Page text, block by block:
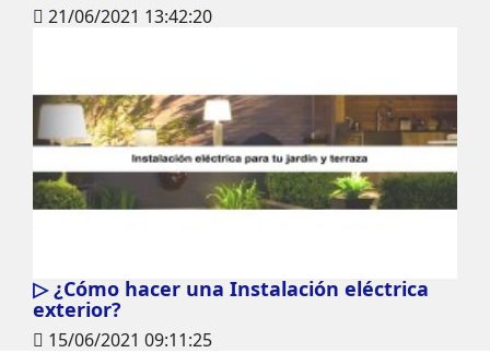
21/06/2021 13:42:20
▷ ¿Cómo hacer una Instalación eléctrica
exterior?
15/06/2021 09:11:25